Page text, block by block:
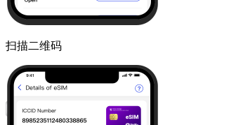
扫描二维码